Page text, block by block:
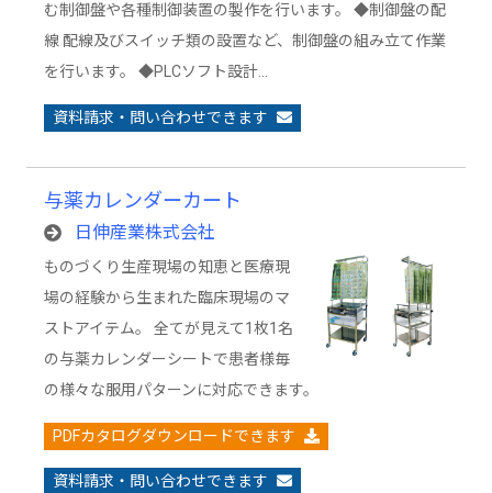
む制御盤や各種制御装置の製作を行います。 ◆制御盤の配
線 配線及びスイッチ類の設置など、制御盤の組み立て作業
を行います。 ◆PLCソフト設計…
資料請求・問い合わせできます
与薬カレンダーカート
日伸産業株式会社
ものづくり生産現場の知恵と医療現
場の経験から生まれた臨床現場のマ
ストアイテム。 全てが見えて1枚1名
の与薬カレンダーシートで患者様毎
の様々な服用パターンに対応できます。
PDFカタログダウンロードできます
資料請求・問い合わせできます